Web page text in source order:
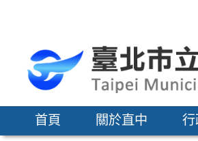
區
首頁 關於直中